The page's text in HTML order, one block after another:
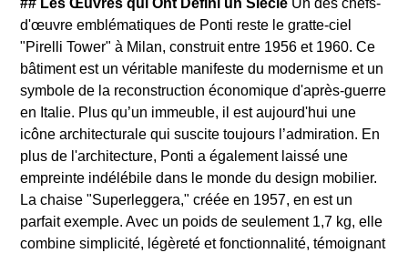
## Les Œuvres qui Ont Défini un Siècle Un des chefs-
d'œuvre emblématiques de Ponti reste le gratte-ciel
"Pirelli Tower" à Milan, construit entre 1956 et 1960. Ce
bâtiment est un véritable manifeste du modernisme et un
symbole de la reconstruction économique d'après-guerre
en Italie. Plus qu’un immeuble, il est aujourd'hui une
icône architecturale qui suscite toujours l’admiration. En
plus de l'architecture, Ponti a également laissé une
empreinte indélébile dans le monde du design mobilier.
La chaise "Superleggera," créée en 1957, en est un
parfait exemple. Avec un poids de seulement 1,7 kg, elle
combine simplicité, légèreté et fonctionnalité, témoignant